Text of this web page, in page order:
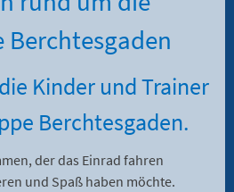
Berchtesgaden
Kinder und Trainer
Berchtesgaden.
der das Einrad fahren
und Spaß haben möchte.